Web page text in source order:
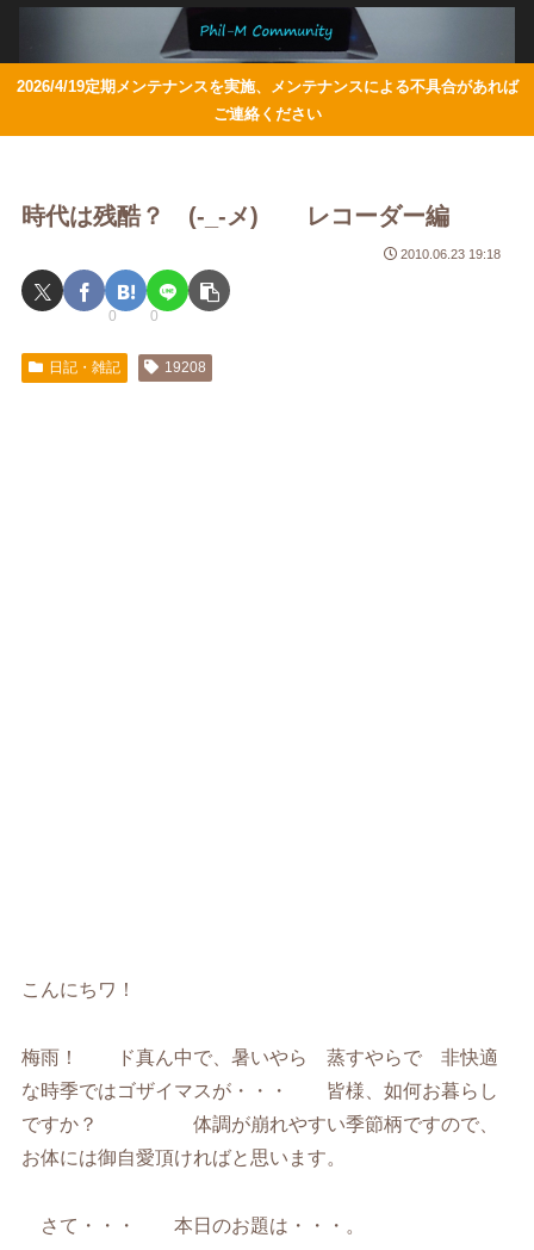
2026/4/19定期メンテナンスを実施、メンテナンスによる不具合があれば
ご連絡ください
時代は残酷？ (-_-メ) レコーダー編
2010.06.23 19:18
0 0
日記・雑記 19208
こんにちワ！
梅雨！ ド真ん中で、暑いやら 蒸すやらで 非快適
な時季ではゴザイマスが・・・ 皆様、如何お暮らし
ですか？ 体調が崩れやすい季節柄ですので、
お体には御自愛頂ければと思います。
さて・・・ 本日のお題は・・・。